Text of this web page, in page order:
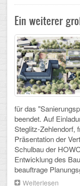
Schulleitung
Schülervertretung
Sekretariat
Ganztagsschule
Schulsozialarbeit
Berufsorientierung
Klima-Projekt
als
Logo
von
der
Ein weiterer
für das
beendet. Auf
Steglitz-Zehlendorf,
Präsentation der
Schulbau der
Entwicklung des
beauftrage
Weiterlesen